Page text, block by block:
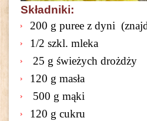
Składniki:
200 g puree z dyni
1/2 szkl. mleka
25 g świeżych drożdży
120 g masła
500 g mąki
120 g cukru